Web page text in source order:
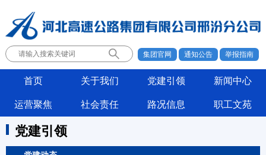
集团官网 通知公告 举报指南
首页 关于我们 党建引领 新闻中心
运营聚焦 社会责任 路况信息 职工文苑
党建引领